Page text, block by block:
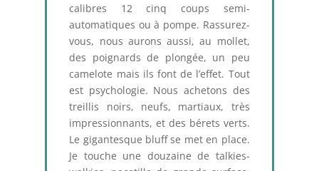
calibres 12 cinq coups semi-
automatiques ou à pompe. Rassurez-
vous, nous aurons aussi, au mollet,
des poignards de plongée, un peu
camelote mais ils font de l’effet. Tout
est psychologie. Nous achetons des
treillis noirs, neufs, martiaux, très
impressionnants, et des bérets verts.
Le gigantesque bluff se met en place.
Je touche une douzaine de talkies-